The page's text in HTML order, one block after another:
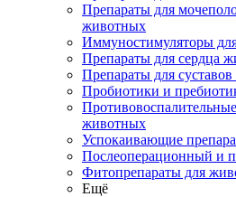
Препараты для
животных
Иммуностимуляторы
Препараты для сердца
Препараты для
Пробиотики и
животных
Успокаивающие
Послеоперационный и
Фитопрепараты для
Ещё